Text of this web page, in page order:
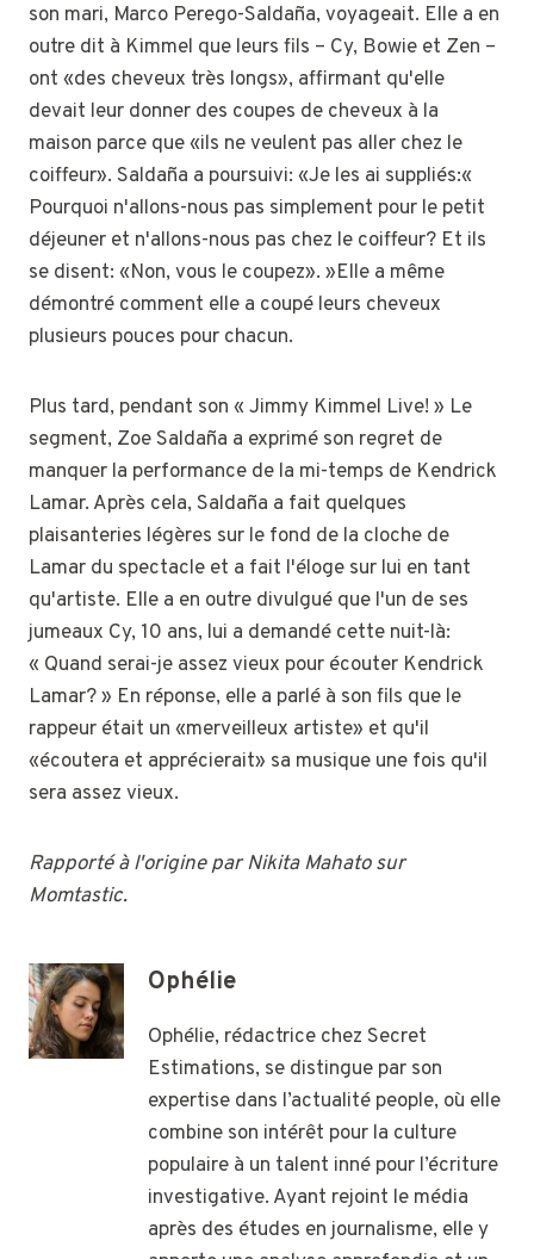
son mari, Marco Perego-Saldaña, voyageait. Elle a en
outre dit à Kimmel que leurs fils – Cy, Bowie et Zen –
ont «des cheveux très longs», affirmant qu'elle
devait leur donner des coupes de cheveux à la
maison parce que «ils ne veulent pas aller chez le
coiffeur». Saldaña a poursuivi: «Je les ai suppliés:«
Pourquoi n'allons-nous pas simplement pour le petit
déjeuner et n'allons-nous pas chez le coiffeur? Et ils
se disent: «Non, vous le coupez». »Elle a même
démontré comment elle a coupé leurs cheveux
plusieurs pouces pour chacun.
Plus tard, pendant son « Jimmy Kimmel Live! » Le
segment, Zoe Saldaña a exprimé son regret de
manquer la performance de la mi-temps de Kendrick
Lamar. Après cela, Saldaña a fait quelques
plaisanteries légères sur le fond de la cloche de
Lamar du spectacle et a fait l'éloge sur lui en tant
qu'artiste. Elle a en outre divulgué que l'un de ses
jumeaux Cy, 10 ans, lui a demandé cette nuit-là:
« Quand serai-je assez vieux pour écouter Kendrick
Lamar? » En réponse, elle a parlé à son fils que le
rappeur était un «merveilleux artiste» et qu'il
«écoutera et apprécierait» sa musique une fois qu'il
sera assez vieux.
Rapporté à l'origine par Nikita Mahato sur
Momtastic.
Ophélie
Ophélie, rédactrice chez Secret
Estimations, se distingue par son
expertise dans l’actualité people, où elle
combine son intérêt pour la culture
populaire à un talent inné pour l’écriture
investigative. Ayant rejoint le média
après des études en journalisme, elle y